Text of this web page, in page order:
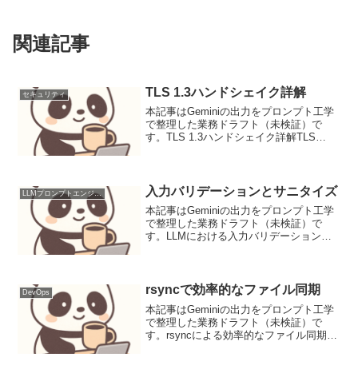
関連記事
セキュリティ TLS 1.3ハンドシェイク詳解
本記事はGeminiの出力をプロンプト工学
で整理した業務ドラフト（未検証）で
す。TLS 1.3ハンドシェイク詳解TLS
の...
LLMプロンプトエンジニアリング 入力バリデーションとサニタイズ
本記事はGeminiの出力をプロンプト工学
で整理した業務ドラフト（未検証）で
す。LLMにおける入力バリデーションと
ーションとサニタ...
DevOps rsyncで効率的なファイル同期
本記事はGeminiの出力をプロンプト工学
で整理した業務ドラフト（未検証）で
す。rsyncによる効率的なファイル同期と